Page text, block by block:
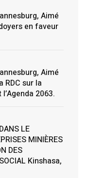
Aimé
en faveur
Aimé
RDC sur la
2063.
LE
MINIÈRES
DES
Kinshasa,